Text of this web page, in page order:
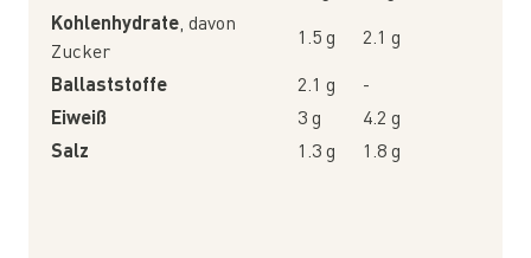
Kohlenhydrate , davon
Zucker
1.5 g
2.1 g
Ballaststoffe
2.1 g
-
Eiweiß
3 g
4.2 g
Salz
1.3 g 1.8 g